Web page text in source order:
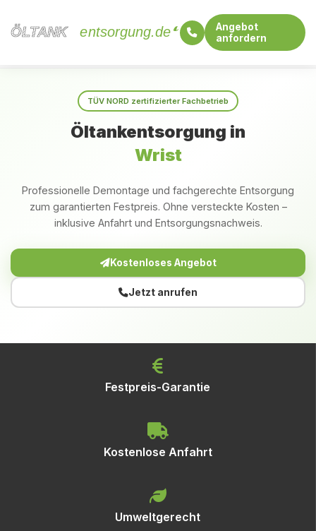
ÖLTANK
ÖLTANK entsorgung.de
Angebot
anfordern
TÜV NORD zertifizierter Fachbetrieb
Öltankentsorgung in
Wrist
Professionelle Demontage und fachgerechte Entsorgung
zum garantierten Festpreis. Ohne versteckte Kosten –
inklusive Anfahrt und Entsorgungsnachweis.
Kostenloses Angebot
Jetzt anrufen
Festpreis-Garantie
Kostenlose Anfahrt
Umweltgerecht